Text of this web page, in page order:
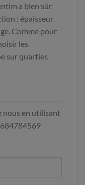
a bien sûr
: épaisseur
Comme pour
les
sur quartier.
nous en utilisant